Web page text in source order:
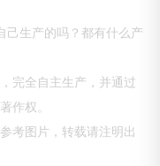
己生产的吗？都有什么产
完全自主生产，并通过
作权。
考图片，转载请注明出